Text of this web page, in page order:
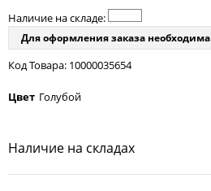
Наличие на складе:
Для оформления заказа необходима
Код Товара: 10000035654
Цвет Голубой
Наличие на складах